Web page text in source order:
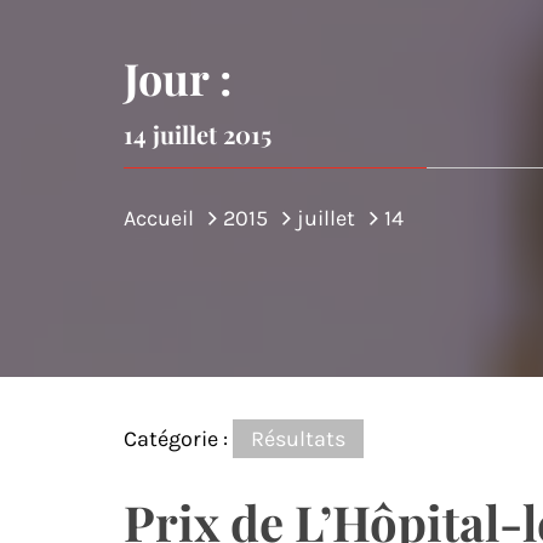
DE
Jour :
14 juillet 2015
Accueil 2015 juillet 14
Catégorie : Résultats
Prix de